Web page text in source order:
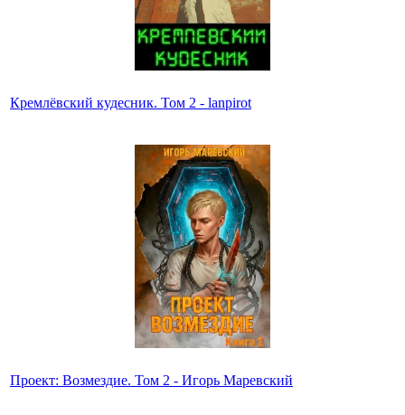
Кремлёвский кудесник. Том 2 - lanpirot
Проект: Возмездие. Том 2 - Игорь Маревский